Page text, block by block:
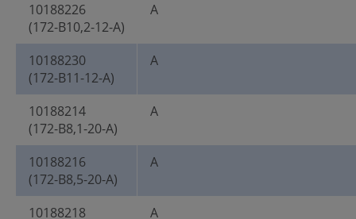
10188226
(172-B10,2-12-A)
A
10188230
(172-B11-12-A)
A
10188214
(172-B8,1-20-A)
A
10188216
(172-B8,5-20-A)
A
10188218
A